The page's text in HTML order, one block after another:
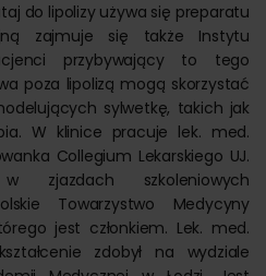
do lipolizy używa się preparatu
zajmuje się także Instytu
przybywający to tego
poza lipolizą mogą skorzystać
sylwetkę, takich jak
W klinice pracuje lek. med.
Collegium Lekarskiego UJ.
zjazdach szkoleniowych
Towarzystwo Medycyny
jest członkiem. Lek. med.
zdobył na wydziale